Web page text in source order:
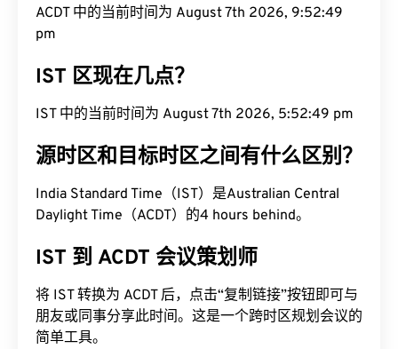
ACDT 中的当前时间为 August 7th 2026, 9:52:49
pm
IST 区现在几点？
IST 中的当前时间为 August 7th 2026, 5:52:49 pm
源时区和目标时区之间有什么区别？
India Standard Time（IST）是Australian Central
Daylight Time（ACDT）的4 hours behind。
IST 到 ACDT 会议策划师
将 IST 转换为 ACDT 后，点击“复制链接”按钮即可与
朋友或同事分享此时间。这是一个跨时区规划会议的
简单工具。